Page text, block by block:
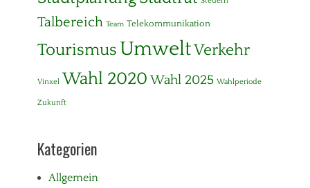
Talbereich Team Telekommunikation
TourismusUmweltVerkehr
Vinxel Wahl 2020 Wahl 2025 Wahlperiode
Zukunft
Kategorien
Allgemein